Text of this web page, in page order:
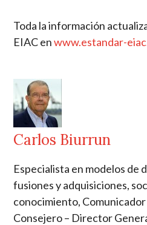
Toda la información
EIAC enwww.estandar-
Carlos Biurrun
Especialista en modelos de
fusiones y adquisiciones,
conocimiento,
Consejero – Director